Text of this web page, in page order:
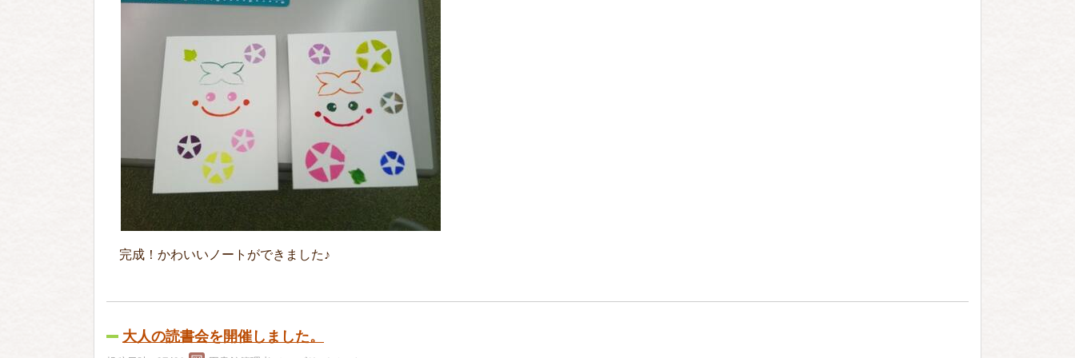
完成！かわいいノートができました♪
大人の読書会を開催しました。